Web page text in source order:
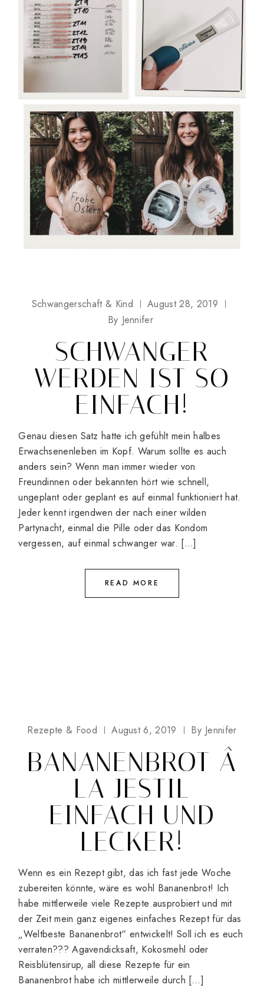
Schwangerschaft & Kind
August 28, 2019
By Jennifer
SCHWANGER
WERDEN IST SO
EINFACH!
Genau diesen Satz hatte ich gefühlt mein halbes
Erwachsenenleben im Kopf. Warum sollte es auch
anders sein? Wenn man immer wieder von
Freundinnen oder bekannten hört wie schnell,
ungeplant oder geplant es auf einmal funktioniert hat.
Jeder kennt irgendwen der nach einer wilden
Partynacht, einmal die Pille oder das Kondom
vergessen, auf einmal schwanger war. […]
READ MORE
Rezepte & Food August 6, 2019 By Jennifer
BANANENBROT Â
LA JESTIL
EINFACH UND
LECKER!
Wenn es ein Rezept gibt, das ich fast jede Woche
zubereiten könnte, wäre es wohl Bananenbrot! Ich
habe mittlerweile viele Rezepte ausprobiert und mit
der Zeit mein ganz eigenes einfaches Rezept für das
„Weltbeste Bananenbrot“ entwickelt! Soll ich es euch
verraten??? Agavendicksaft, Kokosmehl oder
Reisblütensirup, all diese Rezepte für ein
Bananenbrot habe ich mittlerweile durch […]